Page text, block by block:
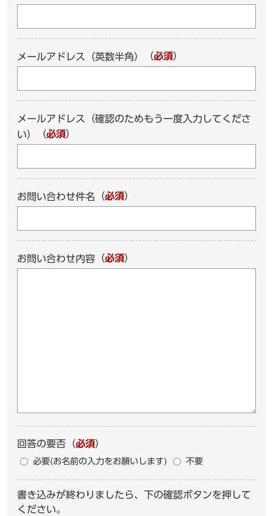
メールアドレス（英数半角） （必須）
メールアドレス（確認のためもう一度入力してくださ
い）
（必須）
お問い合わせ件名 （必須）
お問い合わせ内容 （必須）
回答の要否 （必須）
必要(お名前の入力をお願いします) 不要
書き込みが終わりましたら、下の確認ボタンを押して
ください。